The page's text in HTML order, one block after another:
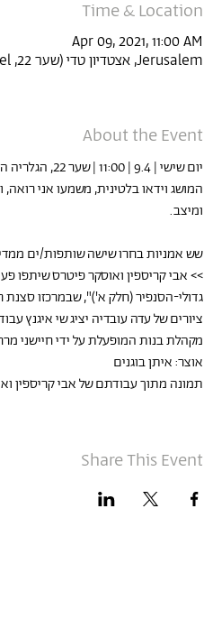
Time & Location
Apr 09, 2021, 11:00 AM
Jerusalem, אצטדיון טדי (שער 22, Derech Agudat Sport Beitar 1, Jerusalem, Israel
About the Event
יום שישי | 9.4 | 11:00 | שער 22, הגלריה החדשה טדי
המושג וידאו בלטינית, משמעו אני
ומיצב.
שש אמניות בחרו שישה שותפות/ים
>> אבי קריספין ואוסקר פיטרס שיתפו
גדולי-הסנפיר (חלק א')", שבמרכזו סצנת
ציורים של עדה עובדיה יציג שי איגנץ
מקהלת בנות המופעלת על ידי חיישני
אוצר: איתן בוגנים
תמונה מתוך עבודתם של אבי קריספין
Share This Event